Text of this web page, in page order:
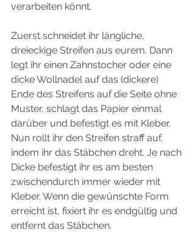
verarbeiten könnt.
Zuerst schneidet ihr längliche,
dreieckige Streifen aus eurem. Dann
legt ihr einen Zahnstocher oder eine
dicke Wollnadel auf das (dickere)
Ende des Streifens auf die Seite ohne
Muster, schlagt das Papier einmal
darüber und befestigt es mit Kleber.
Nun rollt ihr den Streifen straff auf,
indem ihr das Stäbchen dreht. Je nach
Dicke befestigt ihr es am besten
zwischendurch immer wieder mit
Kleber. Wenn die gewünschte Form
erreicht ist, fixiert ihr es endgültig und
entfernt das Stäbchen.